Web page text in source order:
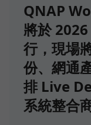
QNAP
將於
行，現場
份、網通
排 Live
系統整合